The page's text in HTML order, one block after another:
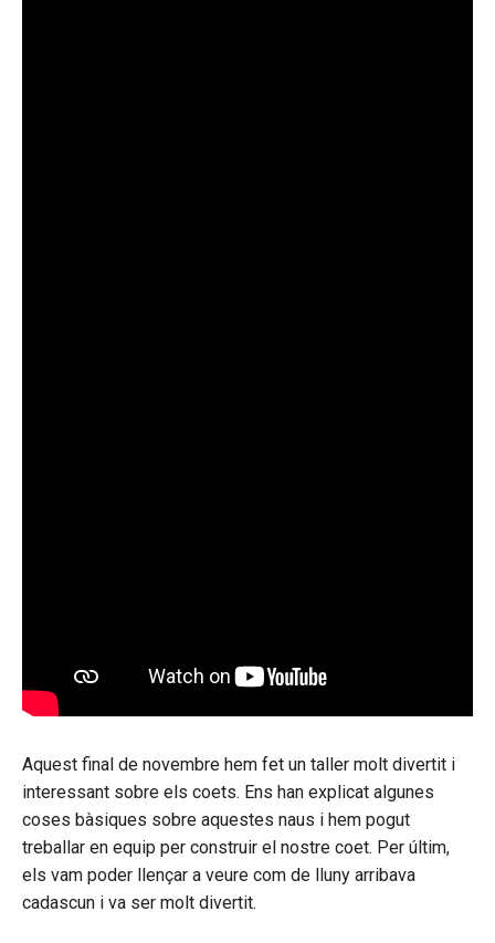
Aquest final de novembre hem fet un taller molt divertit i
interessant sobre els coets. Ens han explicat algunes
coses bàsiques sobre aquestes naus i hem pogut
treballar en equip per construir el nostre coet. Per últim,
els vam poder llençar a veure com de lluny arribava
cadascun i va ser molt divertit.